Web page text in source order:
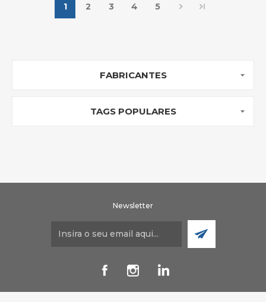
1 2 3 4 5
FABRICANTES
TAGS POPULARES
Newsletter